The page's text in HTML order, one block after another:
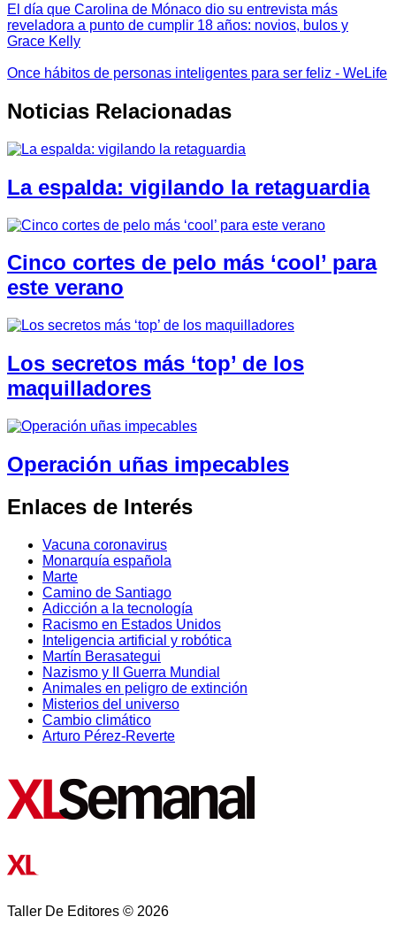
El día que Carolina de Mónaco dio su entrevista más
reveladora a punto de cumplir 18 años: novios, bulos y
Grace Kelly
Once hábitos de personas inteligentes para ser feliz - WeLife
Noticias Relacionadas
La espalda: vigilando la retaguardia
Cinco cortes de pelo más ‘cool’ para
este verano
Los secretos más ‘top’ de los
maquilladores
Operación uñas impecables
Enlaces de Interés
Vacuna coronavirus
Monarquía española
Marte
Camino de Santiago
Adicción a la tecnología
Racismo en Estados Unidos
Inteligencia artificial y robótica
Martín Berasategui
Nazismo y II Guerra Mundial
Animales en peligro de extinción
Misterios del universo
Cambio climático
Arturo Pérez-Reverte
Taller De Editores © 2026